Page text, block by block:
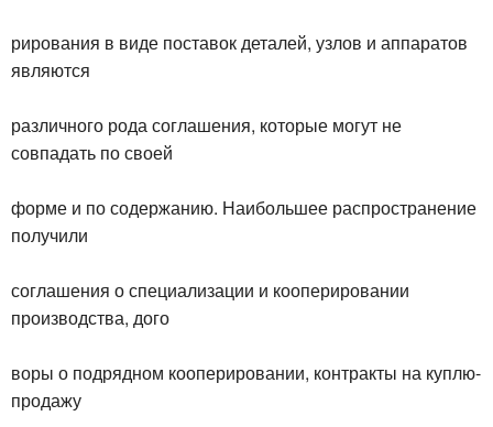
рирования в виде поставок деталей, узлов и аппаратов
являются
различного рода соглашения, которые могут не
совпадать по своей
форме и по содержанию. Наибольшее распространение
получили
соглашения о специализации и кооперировании
производства, дого
воры о подрядном кооперировании, контракты на куплю-
продажу